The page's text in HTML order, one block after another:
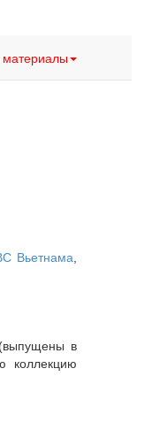
Вьетнама
в
коллекцию